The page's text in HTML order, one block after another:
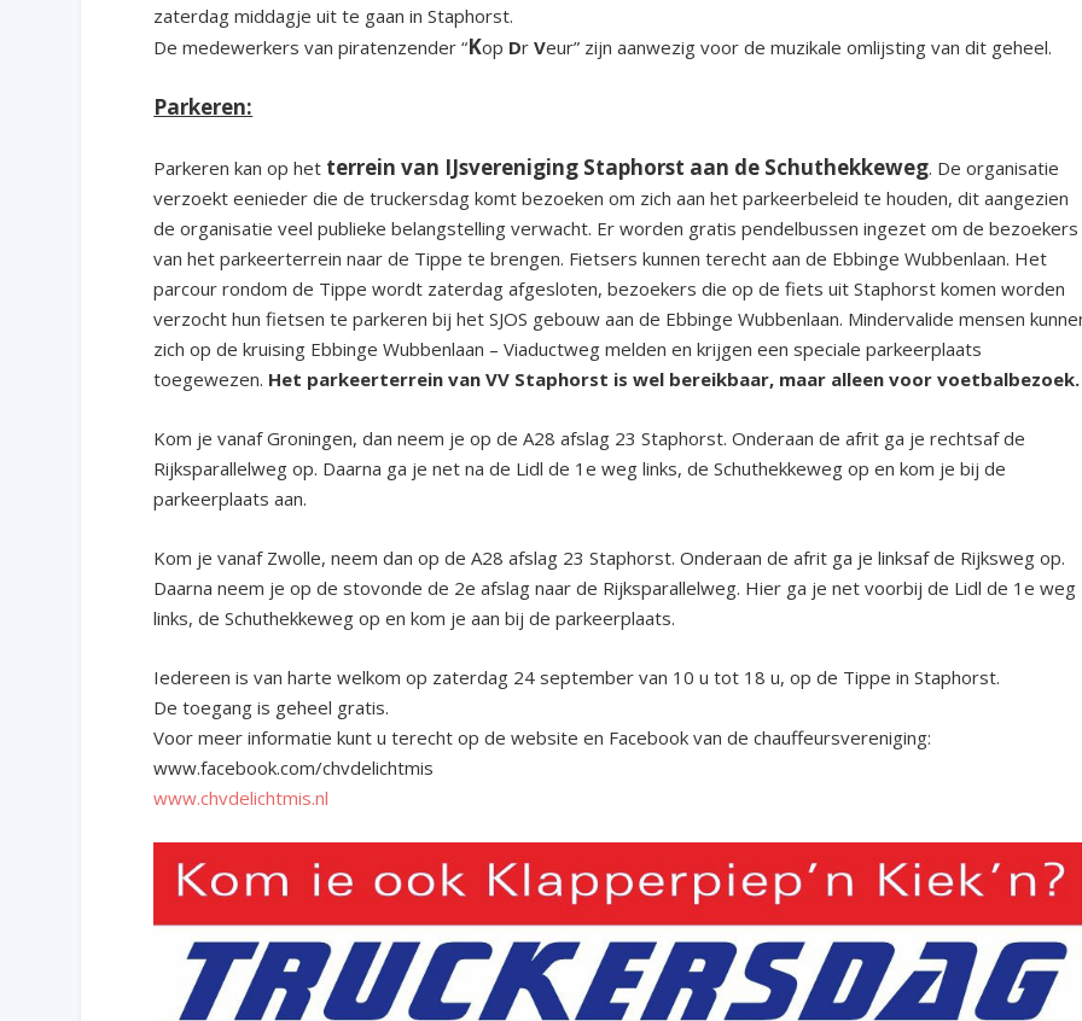
zaterdag middagje uit te gaan in Staphorst.
De medewerkers van piratenzender “Kop DrVeur” zijn aanwezig voor de muzikale omlijsting van dit geheel.
Parkeren:
Parkeren kan op het terrein van IJsvereniging Staphorst aan de Schuthekkeweg. De organisatie
verzoekt eenieder die de truckersdag komt bezoeken om zich aan het parkeerbeleid te houden, dit aangezien
de organisatie veel publieke belangstelling verwacht. Er worden gratis pendelbussen ingezet om de bezoekers
van het parkeerterrein naar de Tippe te brengen. Fietsers kunnen terecht aan de Ebbinge Wubbenlaan. Het
parcour rondom de Tippe wordt zaterdag afgesloten, bezoekers die op de fiets uit Staphorst komen worden
verzocht hun fietsen te parkeren bij het SJOS gebouw aan de Ebbinge Wubbenlaan. Mindervalide mensen
zich op de kruising Ebbinge Wubbenlaan – Viaductweg melden en krijgen een speciale parkeerplaats
toegewezen. Het parkeerterrein van VV Staphorst is wel bereikbaar, maar alleen voor voetbalbezoek.
Kom je vanaf Groningen, dan neem je op de A28 afslag 23 Staphorst. Onderaan de afrit ga je rechtsaf de
Rijksparallelweg op. Daarna ga je net na de Lidl de 1e weg links, de Schuthekkeweg op en kom je bij de
parkeerplaats aan.
Kom je vanaf Zwolle, neem dan op de A28 afslag 23 Staphorst. Onderaan de afrit ga je linksaf de Rijksweg op.
Daarna neem je op de stovonde de 2e afslag naar de Rijksparallelweg. Hier ga je net voorbij de Lidl de 1e weg
links, de Schuthekkeweg op en kom je aan bij de parkeerplaats.
Iedereen is van harte welkom op zaterdag 24 september van 10 u tot 18 u, op de Tippe in Staphorst.
De toegang is geheel gratis.
Voor meer informatie kunt u terecht op de website en Facebook van de chauffeursvereniging:
www.facebook.com/chvdelichtmis
www.chvdelichtmis.nl